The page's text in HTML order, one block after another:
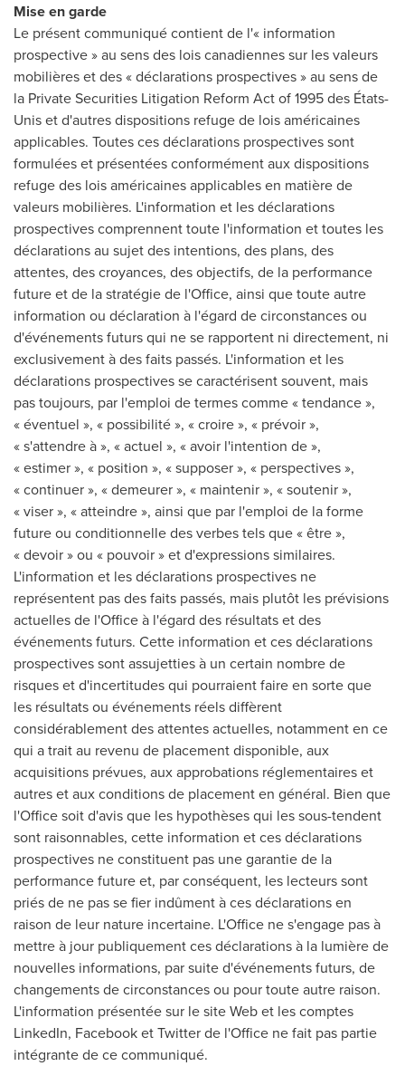
Mise en garde
Le présent communiqué contient de l'« information
prospective » au sens des lois canadiennes sur les valeurs
mobilières et des « déclarations prospectives » au sens de
la Private Securities Litigation Reform Act of 1995 des États-
Unis et d'autres dispositions refuge de lois américaines
applicables. Toutes ces déclarations prospectives sont
formulées et présentées conformément aux dispositions
refuge des lois américaines applicables en matière de
valeurs mobilières. L'information et les déclarations
prospectives comprennent toute l'information et toutes les
déclarations au sujet des intentions, des plans, des
attentes, des croyances, des objectifs, de la performance
future et de la stratégie de l'Office, ainsi que toute autre
information ou déclaration à l'égard de circonstances ou
d'événements futurs qui ne se rapportent ni directement, ni
exclusivement à des faits passés. L'information et les
déclarations prospectives se caractérisent souvent, mais
pas toujours, par l'emploi de termes comme « tendance »,
« éventuel », « possibilité », « croire », « prévoir »,
« s'attendre à », « actuel », « avoir l'intention de »,
« estimer », « position », « supposer », « perspectives »,
« continuer », « demeurer », « maintenir », « soutenir »,
« viser », « atteindre », ainsi que par l'emploi de la forme
future ou conditionnelle des verbes tels que « être »,
« devoir » ou « pouvoir » et d'expressions similaires.
L'information et les déclarations prospectives ne
représentent pas des faits passés, mais plutôt les prévisions
actuelles de l'Office à l'égard des résultats et des
événements futurs. Cette information et ces déclarations
prospectives sont assujetties à un certain nombre de
risques et d'incertitudes qui pourraient faire en sorte que
les résultats ou événements réels diffèrent
considérablement des attentes actuelles, notamment en ce
qui a trait au revenu de placement disponible, aux
acquisitions prévues, aux approbations réglementaires et
autres et aux conditions de placement en général. Bien que
l'Office soit d'avis que les hypothèses qui les sous-tendent
sont raisonnables, cette information et ces déclarations
prospectives ne constituent pas une garantie de la
performance future et, par conséquent, les lecteurs sont
priés de ne pas se fier indûment à ces déclarations en
raison de leur nature incertaine. L'Office ne s'engage pas à
mettre à jour publiquement ces déclarations à la lumière de
nouvelles informations, par suite d'événements futurs, de
changements de circonstances ou pour toute autre raison.
L'information présentée sur le site Web et les comptes
LinkedIn, Facebook et Twitter de l'Office ne fait pas partie
intégrante de ce communiqué.